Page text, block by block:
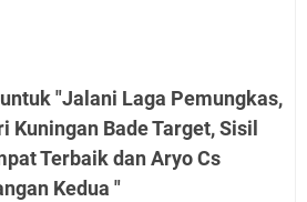
"Jalani Laga Pemungkas,
Kuningan Bade Target, Sisil
Terbaik dan Aryo Cs
Kedua "